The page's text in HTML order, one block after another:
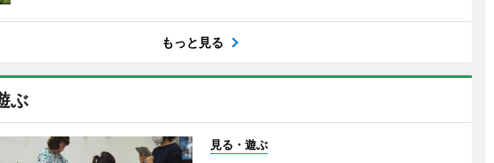
もっと見る
ぶ
見る・遊ぶ